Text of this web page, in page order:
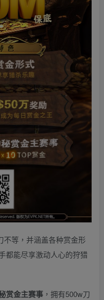
不等，并涵盖各种赏金形
都能尽享激动人心的狩猎
赏金主赛事 ，拥有500w刀